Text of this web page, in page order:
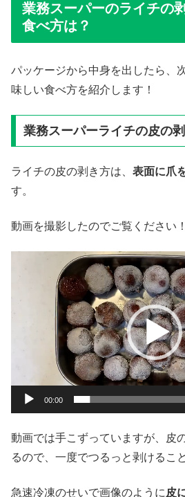
業務スーパーのライチの
食べ方は？
パッケージから中身を出したら、
味しい食べ方を紹介します！
業務スーパーライチの皮の
ライチの皮の剥き方は、 表面に爪
す。
動画を撮影したのでご覧ください！
00:00
動画では手こずっていますが、皮
るので、一度でつるっと剥けるこ
急速冷凍のせいで画像のように 皮